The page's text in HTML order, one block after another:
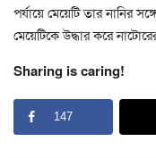
পর্যায়ে মেয়েটি তার নানির
মেয়েটিকে উদ্ধার করে
Sharing is caring!
147